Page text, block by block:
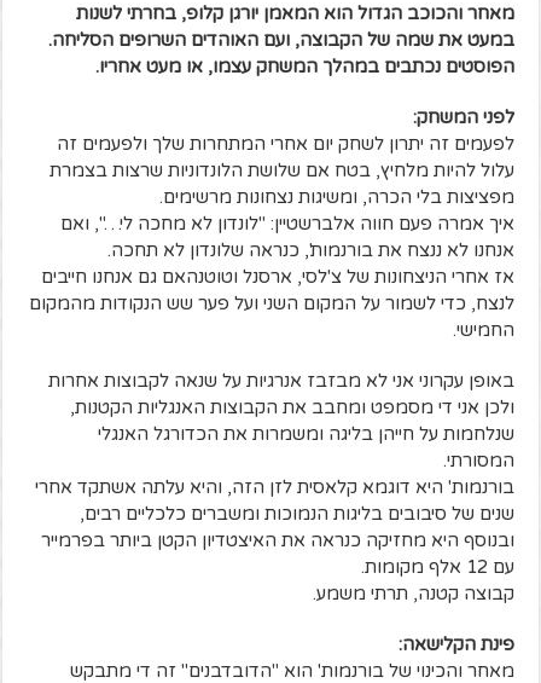
מאחר והכוכב הגדול הוא המאמן יורגן קלופ, בחרתי לשנות
במעט את שמה של הקבוצה, ועם האוהדים השרופים הסליחה.
הפוסטים נכתבים במהלך המשחק עצמו, או מעט אחריו.
לפני המשחק:
לפעמים זה יתרון לשחק יום אחרי המתחרות שלך ולפעמים זה
עלול להיות מלחיץ, בטח אם שלושת הלונדוניות שרצות בצמרת
מפציצות בלי הכרה, ומשיגות נצחונות מרשימים.
איך אמרה פעם חווה אלברשטיין: "לונדון לא מחכה לי…", ואם
אנחנו לא ננצח את בורנמות', כנראה שלונדון לא תחכה.
אז אחרי הניצחונות של צ'לסי, ארסנל וטוטנהאם גם אנחנו חייבים
לנצח, כדי לשמור על המקום השני ועל פער שש הנקודות מהמקום
החמישי.
באופן עקרוני אני לא מבזבז אנרגיות על שנאה לקבוצות אחרות
ולכן אני די מסמפט ומחבב את הקבוצות האנגליות הקטנות,
שנלחמות על חייהן בליגה ומשמרות את הכדורגל האנגלי
המסורתי.
בורנמות' היא דוגמא קלאסית לזן הזה, והיא עלתה אשתקד אחרי
שנים של סיבובים בליגות הנמוכות ומשברים כלכליים רבים,
ובנוסף היא מחזיקה כנראה את האיצטדיון הקטן ביותר בפרמייר
עם 12 אלף מקומות.
קבוצה קטנה, תרתי משמע.
פינת הקלישאה:
מאחר והכינוי של בורנמות' הוא "הדובדבנים" זה די מתבקש